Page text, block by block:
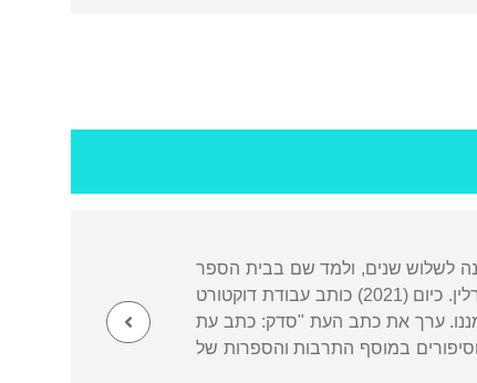
לשלוש שנים, ולמד שם בבית הספר
האמריקני. למד תואר ראשון בספרות וחינוך באוניברסיטה העברית ותואר שני בחינוך בין-תרבותי בברלין. כיום (2021) כותב עבודת דוקטורט
ערך את כתב העת "סדק: כתב עת
במוסף התרבות והספרות של